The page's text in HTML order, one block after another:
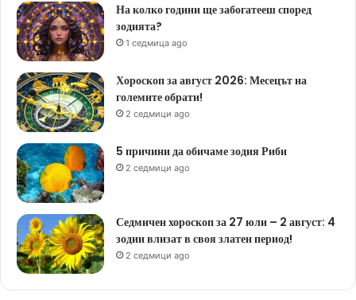
На колко години ще забогатееш според
зодията?
1 седмица ago
Хороскоп за август 2026: Месецът на
големите обрати!
2 седмици ago
5 причини да обичаме зодия Риби
2 седмици ago
Седмичен хороскоп за 27 юли – 2 август: 4
зодии влизат в своя златен период!
2 седмици ago